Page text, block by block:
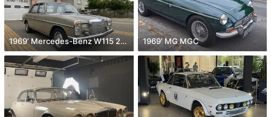
1969' Mercedes-Benz W115 200 1969' MG MGC